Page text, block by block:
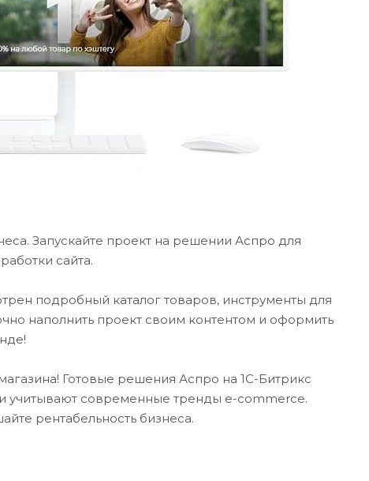
Запускайте проект на решении Аспро для
сайта.
подробный каталог товаров, инструменты для
наполнить проект своим контентом и оформить
Готовые решения Аспро на 1С-Битрикс
учитывают современные тренды e-commerce.
рентабельность бизнеса.